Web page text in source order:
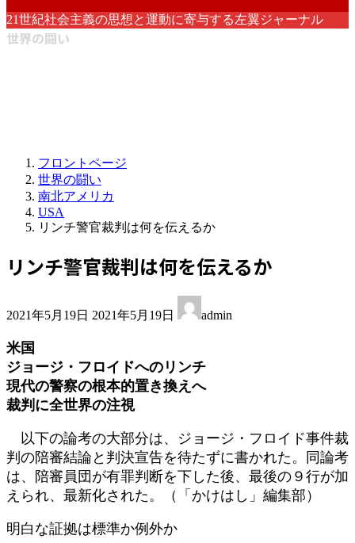
21世紀社会主義の思想と運動に寄与する左翼ジャーナル
世界の闘い
フロントページ
世界の闘い
南北アメリカ
USA
リンチ警官裁判は何を伝えるか
リンチ警官裁判は何を伝えるか
2021年5月19日 終
日
時
:
2021年5月19日 admin
米国
ジョージ・フロイドへのリンチ
現代の警察の根本的置き換えへ
裁判に全世界の注視
以下の論考の大部分は、ジョージ・フロイド事件裁
判の陪審結論と判決宣告を待たずに書かれた。同論考
は、陪審員団が有罪判断を下した後、最後の９行が加
えられ、最新化された。（「かけはし」編集部）
明白な証拠は標準か例外か